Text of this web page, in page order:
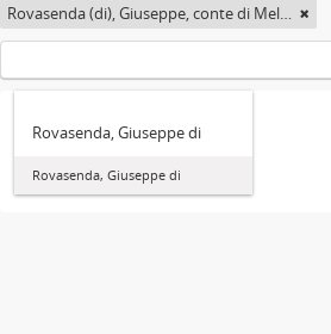
Rovasenda (di), Giuseppe, conte di Melle <1824-1913>
Rovasenda, Giuseppe di
Rovasenda, Giuseppe di